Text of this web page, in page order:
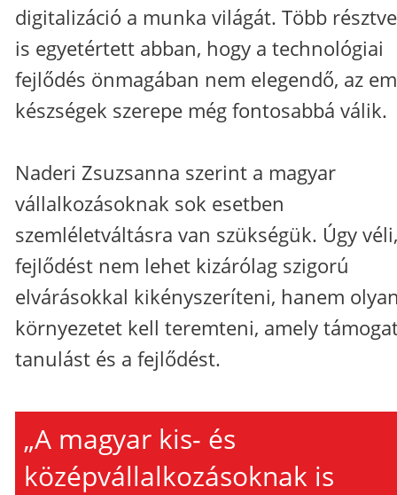
digitalizáció a munka világát. Több
is egyetértett abban, hogy a technológiai
fejlődés önmagában nem elegendő, az
készségek szerepe még fontosabbá válik.
Naderi Zsuzsanna szerint a magyar
vállalkozásoknak sok esetben
szemléletváltásra van szükségük. Úgy
fejlődést nem lehet kizárólag szigorú
elvárásokkal kikényszeríteni, hanem
környezetet kell teremteni, amely
tanulást és a fejlődést.
„A magyar kis- és
középvállalkozásoknak is